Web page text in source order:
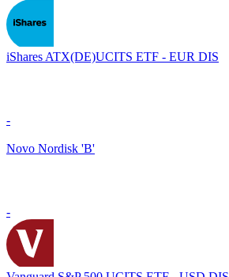
iShares ATX(DE)UCITS ETF - EUR DIS
-
Novo Nordisk 'B'
-